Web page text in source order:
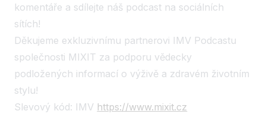
komentáře a sdílejte náš podcast na sociálních
sítích!
Děkujeme exkluzivnímu partnerovi IMV Podcastu
společnosti MIXIT za podporu vědecky
podložených informací o výživě a zdravém životním
stylu!
Slevový kód: IMV https://www.mixit.cz